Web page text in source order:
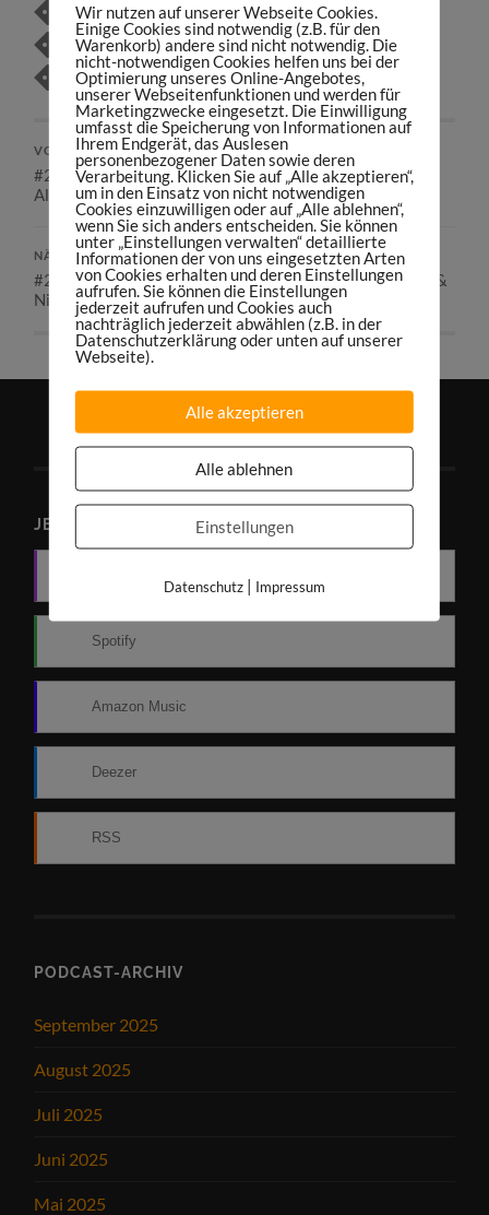
MEDIENRECHTE
MEDIENRECHTE-AUSSCHREIBUNG
NIKOLAUS GLASMACHER
SPORTRECHTE
SPORTS MANIAC
SPORTS MANIAC PODCAST
VORHERIGER BEITRAG
#284: „Reagiere nicht zu schnell“ – mit Jörn Harguth von
Alpecin | Best-of-Seven
NÄCHSTER BEITRAG
#286: „Mit Vollgas kommt Erfolg“ – mit Carli Underberg &
Nikolaus Glasmacher von BILD | Best-of-Seven
JETZT PODCAST ABONNIEREN
Spotify
Amazon Music
Deezer
RSS
PODCAST-ARCHIV
September 2025
August 2025
Juli 2025
Juni 2025
Mai 2025
Wir nutzen auf unserer Webseite Cookies.
Einige Cookies sind notwendig (z.B. für den
Warenkorb) andere sind nicht notwendig. Die
nicht-notwendigen Cookies helfen uns bei der
Optimierung unseres Online-Angebotes,
unserer Webseitenfunktionen und werden für
Marketingzwecke eingesetzt. Die Einwilligung
umfasst die Speicherung von Informationen auf
Ihrem Endgerät, das Auslesen
personenbezogener Daten sowie deren
Verarbeitung. Klicken Sie auf „Alle akzeptieren“,
um in den Einsatz von nicht notwendigen
Cookies einzuwilligen oder auf „Alle ablehnen“,
wenn Sie sich anders entscheiden. Sie können
unter „Einstellungen verwalten“ detaillierte
Informationen der von uns eingesetzten Arten
von Cookies erhalten und deren Einstellungen
aufrufen. Sie können die Einstellungen
jederzeit aufrufen und Cookies auch
nachträglich jederzeit abwählen (z.B. in der
Datenschutzerklärung oder unten auf unserer
Webseite).
Alle akzeptieren
Alle ablehnen
Einstellungen
Datenschutz| Impressum